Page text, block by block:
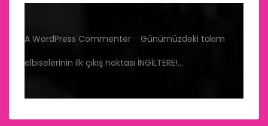
A WordPress Commenter
Günümüzdeki takım
elbiselerinin ilk çıkış noktası İNGİLTERE!…